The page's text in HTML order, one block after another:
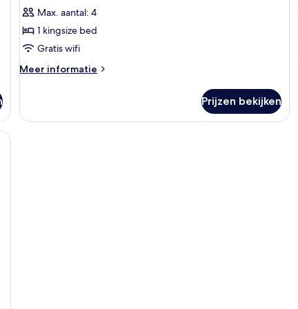
Max. aantal: 4
1 kingsize bed
Gratis wifi
Meer informatie
Meer
Prijzen bekijken